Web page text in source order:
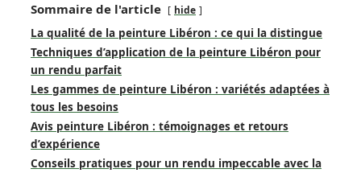
Sommaire de l'article hide
La qualité de la peinture Libéron : ce qui la distingue
Techniques d’application de la peinture Libéron pour
un rendu parfait
Les gammes de peinture Libéron : variétés adaptées à
tous les besoins
Avis peinture Libéron : témoignages et retours
d’expérience
Conseils pratiques pour un rendu impeccable avec la